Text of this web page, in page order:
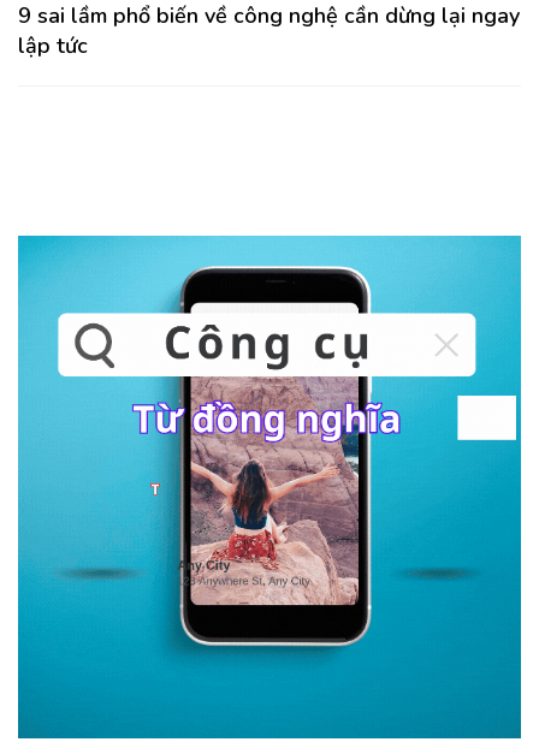
9 sai lầm phổ biến về công nghệ cần dừng lại ngay
lập tức